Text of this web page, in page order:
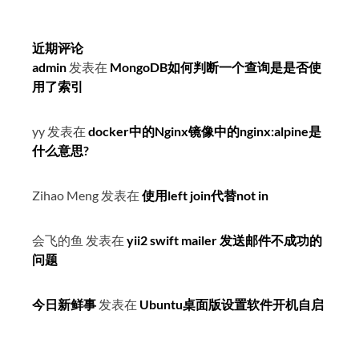
近期评论
admin 发表在 MongoDB如何判断一个查询是是否使
用了索引
yy 发表在 docker中的Nginx镜像中的nginx:alpine是
什么意思?
Zihao Meng 发表在 使用left join代替not in
会飞的鱼 发表在 yii2 swift mailer 发送邮件不成功的
问题
今日新鲜事 发表在 Ubuntu桌面版设置软件开机自启